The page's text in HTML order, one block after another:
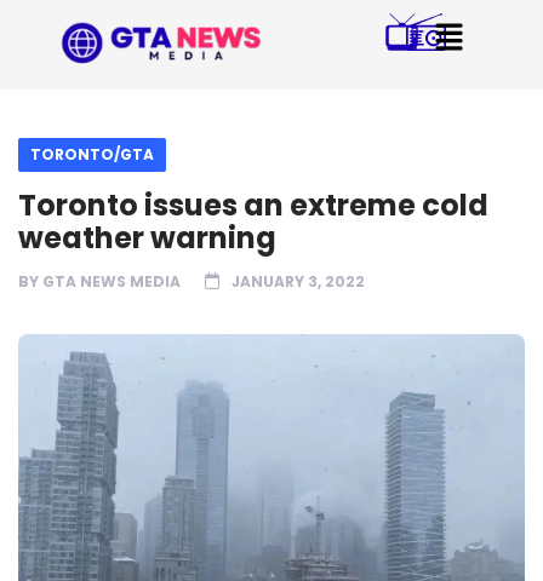
TORONTO/GTA
Toronto issues an extreme cold
weather warning
BY GTA NEWS MEDIA JANUARY 3, 2022